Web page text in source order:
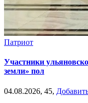
Патриот
Участники
земли» пол
04.08.2026, 45,